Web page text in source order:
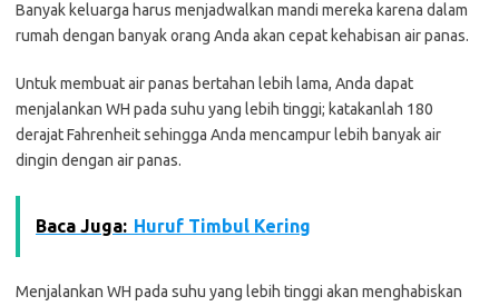
Banyak keluarga harus menjadwalkan mandi mereka karena dalam
rumah dengan banyak orang Anda akan cepat kehabisan air panas.
Untuk membuat air panas bertahan lebih lama, Anda dapat
menjalankan WH pada suhu yang lebih tinggi; katakanlah 180
derajat Fahrenheit sehingga Anda mencampur lebih banyak air
dingin dengan air panas.
Baca Juga: Huruf Timbul Kering
Menjalankan WH pada suhu yang lebih tinggi akan menghabiskan